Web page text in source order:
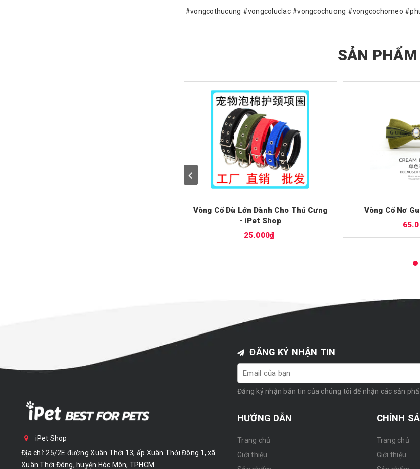
#vongcothucung #vongcoluclac #vongcochuong #vongcochomeo
SẢN PHẨM
Vòng Cổ Dù Lớn Dành Cho Thú Cưng
- iPet Shop
25.000₫
Vòng Cổ Nơ
iPet Shop
Địa chỉ: 25/2E đường Xuân Thới 13, ấp Xuân Thới Đông 1, xã
Xuân Thới Đông, huyện Hóc Môn, TPHCM
ĐĂNG KÝ NHẬN TIN
Đăng ký nhận bản tin của chúng tôi để nhận các sản
HƯỚNG DẪN
Trang chủ
Giới thiệu
CHÍNH
Trang chủ
Giới thiệu